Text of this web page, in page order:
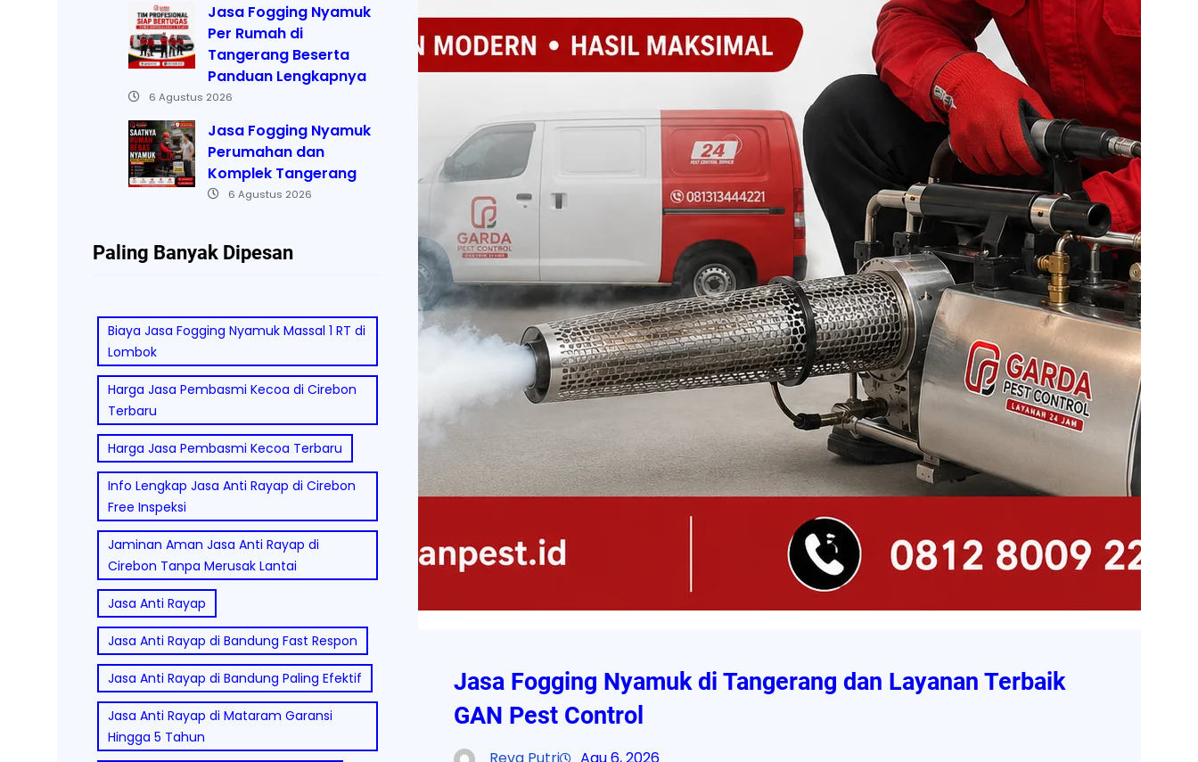
Jasa Fogging Nyamuk
Per Rumah di
Tangerang Beserta
Panduan Lengkapnya
6 Agustus 2026
Jasa Fogging Nyamuk
Perumahan dan
Komplek Tangerang
6 Agustus 2026
Paling Banyak Dipesan
Biaya Jasa Fogging Nyamuk Massal 1 RT di
Lombok
Harga Jasa Pembasmi Kecoa di Cirebon
Terbaru
Harga Jasa Pembasmi Kecoa Terbaru
Info Lengkap Jasa Anti Rayap di Cirebon
Free Inspeksi
Jaminan Aman Jasa Anti Rayap di
Cirebon Tanpa Merusak Lantai
Jasa Anti Rayap
Jasa Anti Rayap di Bandung Fast Respon
Jasa Anti Rayap di Bandung Paling Efektif
Jasa Anti Rayap di Mataram Garansi
Hingga 5 Tahun
Jasa Fogging Nyamuk di Tangerang dan Layanan Terbaik
GAN Pest Control